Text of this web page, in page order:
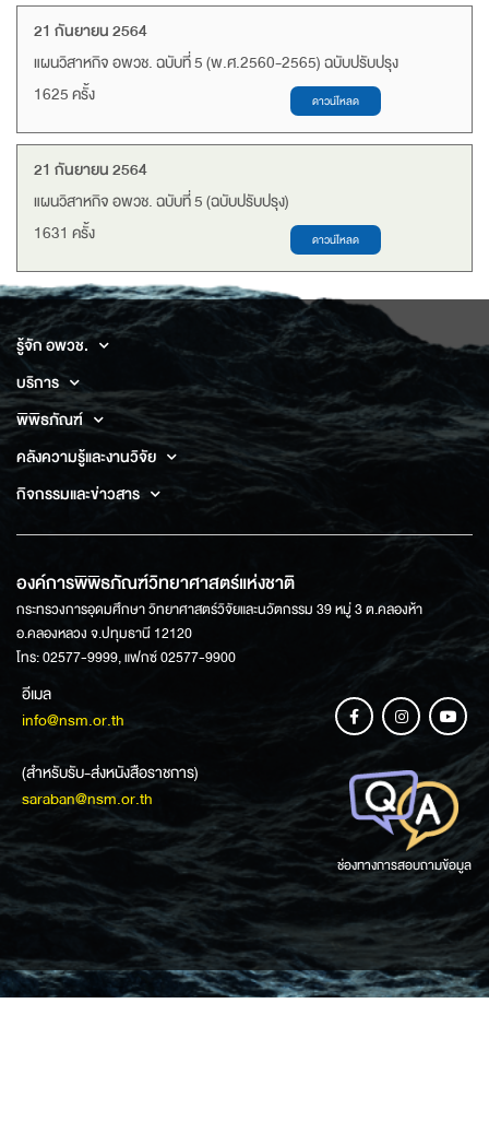
21 กันยายน 2564
แผนวิสาหกิจ อพวช. ฉบับที่ 5 (พ.ศ.2560-2565) ฉบับปรับปรุง
1625 ครั้ง
21 กันยายน 2564
แผนวิสาหกิจ อพวช. ฉบับที่ 5 (ฉบับปรับปรุง)
1631 ครั้ง
รู้จัก อพวช.
บริการ
พิพิธภัณฑ์
คลังความรู้และงานวิจัย
กิจกรรมและข่าวสาร
องค์การพิพิธภัณฑ์วิทยาศาสตร์แห่งชาติ
กระทรวงการอุดมศึกษา วิทยาศาสตร์วิจัยและนวัตกรรม 39 หมู่ 3 ต.คลองห้า
อ.คลองหลวง จ.ปทุมธานี 12120
โทร: 02577-9999, แฟกซ์ 02577-9900
อีเมล
info@nsm.or.th
(สำหรับรับ-ส่งหนังสือราชการ)
saraban@nsm.or.th
ช่องทางการสอบถามข้อมูล